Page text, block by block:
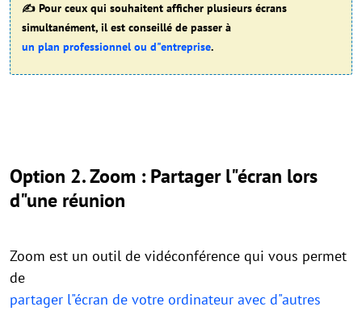
✍ Pour ceux qui souhaitent afficher plusieurs écrans
simultanément, il est conseillé de passer à
un plan professionnel ou d"entreprise.
Option 2. Zoom : Partager l"écran lors
d"une réunion
Zoom est un outil de vidéconférence qui vous permet
de
partager l"écran de votre ordinateur avec d"autres